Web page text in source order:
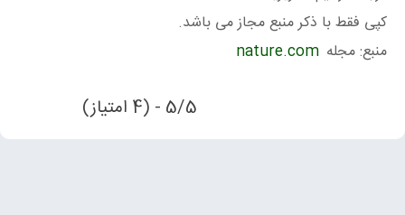
کپی فقط با ذکر منبع مجاز می باشد.
منبع: مجله nature.com
5/5 - (4 امتیاز)